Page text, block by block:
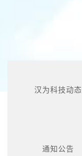
汉为科技动态
通知公告